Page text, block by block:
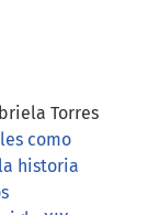
Torres
como
historia